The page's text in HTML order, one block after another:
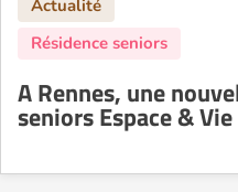
A Rennes, une
seniors Espace & Vie